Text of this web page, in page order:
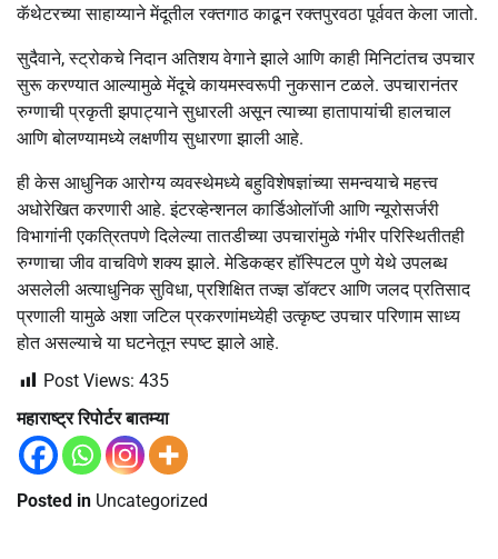
कॅथेटरच्या साहाय्याने मेंदूतील रक्तगाठ काढून रक्तपुरवठा पूर्ववत केला जातो.
सुदैवाने, स्ट्रोकचे निदान अतिशय वेगाने झाले आणि काही मिनिटांतच उपचार
सुरू करण्यात आल्यामुळे मेंदूचे कायमस्वरूपी नुकसान टळले. उपचारानंतर
रुग्णाची प्रकृती झपाट्याने सुधारली असून त्याच्या हातापायांची हालचाल
आणि बोलण्यामध्ये लक्षणीय सुधारणा झाली आहे.
ही केस आधुनिक आरोग्य व्यवस्थेमध्ये बहुविशेषज्ञांच्या समन्वयाचे महत्त्व
अधोरेखित करणारी आहे. इंटरव्हेन्शनल कार्डिओलॉजी आणि न्यूरोसर्जरी
विभागांनी एकत्रितपणे दिलेल्या तातडीच्या उपचारांमुळे गंभीर परिस्थितीतही
रुग्णाचा जीव वाचविणे शक्य झाले. मेडिकव्हर हॉस्पिटल पुणे येथे उपलब्ध
असलेली अत्याधुनिक सुविधा, प्रशिक्षित तज्ज्ञ डॉक्टर आणि जलद प्रतिसाद
प्रणाली यामुळे अशा जटिल प्रकरणांमध्येही उत्कृष्ट उपचार परिणाम साध्य
होत असल्याचे या घटनेतून स्पष्ट झाले आहे.
Post Views: 435
महाराष्ट्र रिपोर्टर बातम्या
Posted in Uncategorized